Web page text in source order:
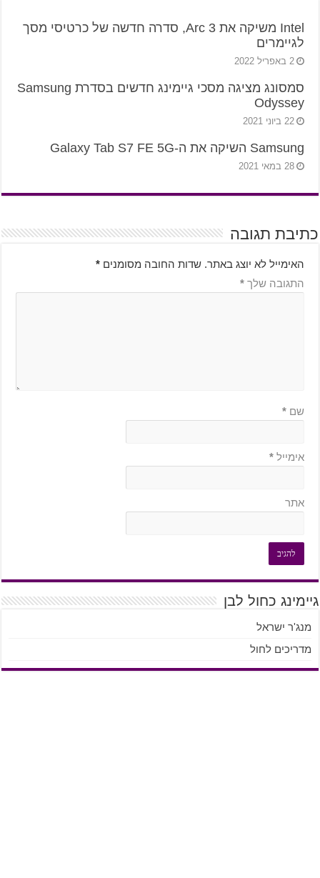
Intel משיקה את Arc 3, סדרה חדשה של כרטיסי מסך
לגיימרים
2 באפריל 2022
סמסונג מציגה מסכי גיימינג חדשים בסדרת Samsung
Odyssey
22 ביוני 2021
Samsung השיקה את ה-Galaxy Tab S7 FE 5G
28 במאי 2021
כתיבת תגובה
האימייל לא יוצג באתר. שדות החובה מסומנים *
התגובה שלך *
שם *
אימייל *
אתר
גיימינג כחול לבן
מנג'ר ישראל
מדריכים לחול